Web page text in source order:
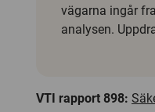
vägarna ingår
analysen.
VTI rapport 898: